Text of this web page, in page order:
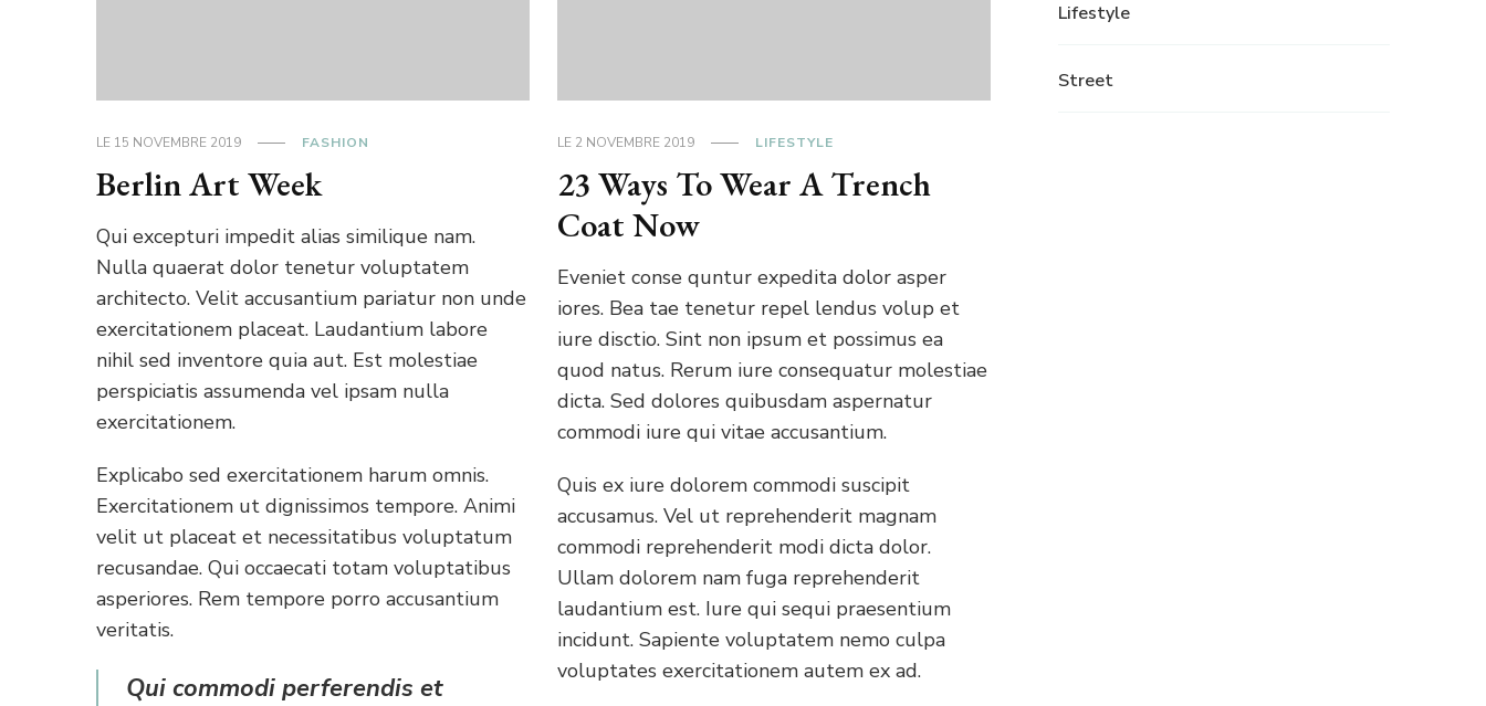
LE 15 NOVEMBRE 2019 FASHION
Berlin Art Week
Qui excepturi impedit alias similique nam.
Nulla quaerat dolor tenetur voluptatem
architecto. Velit accusantium pariatur non unde
exercitationem placeat. Laudantium labore
nihil sed inventore quia aut. Est molestiae
perspiciatis assumenda vel ipsam nulla
exercitationem.
Explicabo sed exercitationem harum omnis.
Exercitationem ut dignissimos tempore. Animi
velit ut placeat et necessitatibus voluptatum
recusandae. Qui occaecati totam voluptatibus
asperiores. Rem tempore porro accusantium
veritatis.
Qui commodi perferendis et
LE 2 NOVEMBRE 2019 LIFESTYLE
23 Ways To Wear A Trench
Coat Now
Eveniet conse quntur expedita dolor asper
iores. Bea tae tenetur repel lendus volup et
iure disctio. Sint non ipsum et possimus ea
quod natus. Rerum iure consequatur molestiae
dicta. Sed dolores quibusdam aspernatur
commodi iure qui vitae accusantium.
Quis ex iure dolorem commodi suscipit
accusamus. Vel ut reprehenderit magnam
commodi reprehenderit modi dicta dolor.
Ullam dolorem nam fuga reprehenderit
laudantium est. Iure qui sequi praesentium
incidunt. Sapiente voluptatem nemo culpa
voluptates exercitationem autem ex ad.
Lifestyle
Street